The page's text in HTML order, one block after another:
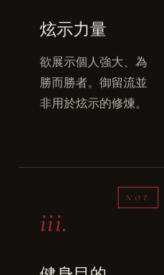
炫示力量
欲展示個人強大、為
勝而勝者。御留流並
非用於炫示的修煉。
iii.